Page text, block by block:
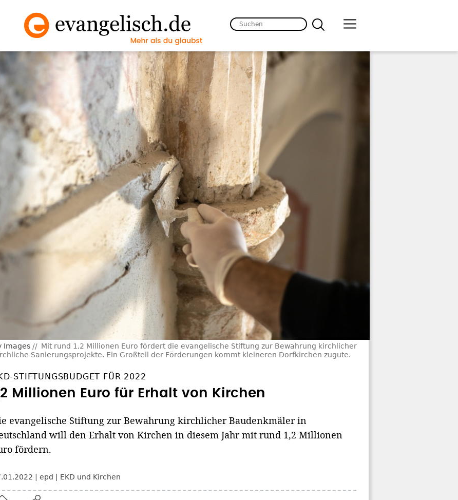
Images
Mit rund 1,2 Millionen Euro fördert die evangelische Stiftung zur Bewahrung kirchlicher
Sanierungsprojekte. Ein Großteil der Förderungen kommt kleineren Dorfkirchen zugute.
STIFTUNGSBUDGET FÜR 2022
Millionen Euro für Erhalt von Kirchen
evangelische Stiftung zur Bewahrung kirchlicher Baudenkmäler in
will den Erhalt von Kirchen in diesem Jahr mit rund 1,2 Millionen
fördern.
epd EKD und Kirchen